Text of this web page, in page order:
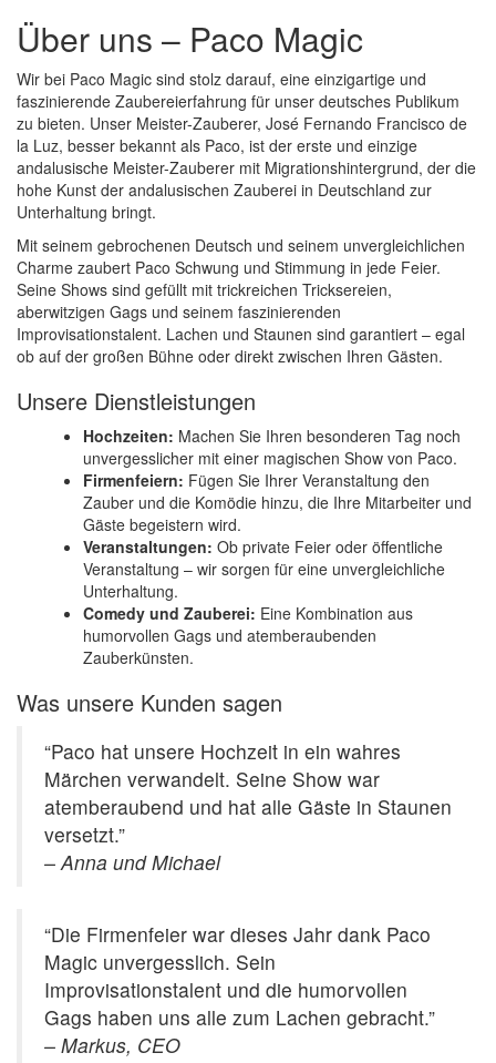
Über uns – Paco Magic
Wir bei Paco Magic sind stolz darauf, eine einzigartige und
faszinierende Zaubereierfahrung für unser deutsches Publikum
zu bieten. Unser Meister-Zauberer, José Fernando Francisco de
la Luz, besser bekannt als Paco, ist der erste und einzige
andalusische Meister-Zauberer mit Migrationshintergrund, der die
hohe Kunst der andalusischen Zauberei in Deutschland zur
Unterhaltung bringt.
Mit seinem gebrochenen Deutsch und seinem unvergleichlichen
Charme zaubert Paco Schwung und Stimmung in jede Feier.
Seine Shows sind gefüllt mit trickreichen Tricksereien,
aberwitzigen Gags und seinem faszinierenden
Improvisationstalent. Lachen und Staunen sind garantiert – egal
ob auf der großen Bühne oder direkt zwischen Ihren Gästen.
Unsere Dienstleistungen
Hochzeiten: Machen Sie Ihren besonderen Tag noch
unvergesslicher mit einer magischen Show von Paco.
Firmenfeiern: Fügen Sie Ihrer Veranstaltung den
Zauber und die Komödie hinzu, die Ihre Mitarbeiter und
Gäste begeistern wird.
Veranstaltungen: Ob private Feier oder öffentliche
Veranstaltung – wir sorgen für eine unvergleichliche
Unterhaltung.
Comedy und Zauberei: Eine Kombination aus
humorvollen Gags und atemberaubenden
Zauberkünsten.
Was unsere Kunden sagen
“Paco hat unsere Hochzeit in ein wahres
Märchen verwandelt. Seine Show war
atemberaubend und hat alle Gäste in Staunen
versetzt.”
– Anna und Michael
“Die Firmenfeier war dieses Jahr dank Paco
Magic unvergesslich. Sein
Improvisationstalent und die humorvollen
Gags haben uns alle zum Lachen gebracht.”
– Markus, CEO